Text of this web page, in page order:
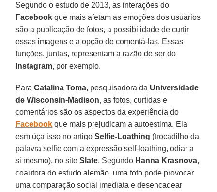
Segundo o estudo de 2013, as interações do
Facebook que mais afetam as emoções dos usuários
são a publicação de fotos, a possibilidade de curtir
essas imagens e a opção de comentá-las. Essas
funções, juntas, representam a razão de ser do
Instagram, por exemplo.
ParaCatalina Toma, pesquisadora da Universidade
de Wisconsin-Madison, as fotos, curtidas e
comentários são os aspectos da experiência do
Facebook que mais prejudicam a autoestima. Ela
esmiúça isso no artigoSelfie-Loathing (trocadilho da
palavra selfie com a expressão self-loathing, odiar a
si mesmo), no siteSlate. Segundo Hanna Krasnova,
coautora do estudo alemão, uma foto pode provocar
uma comparação social imediata e desencadear